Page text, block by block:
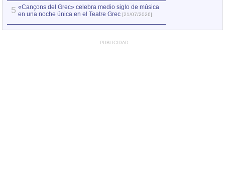
5 «Cançons del Grec» celebra medio siglo de música
en una noche única en el Teatre Grec [21/07/2026]
PUBLICIDAD